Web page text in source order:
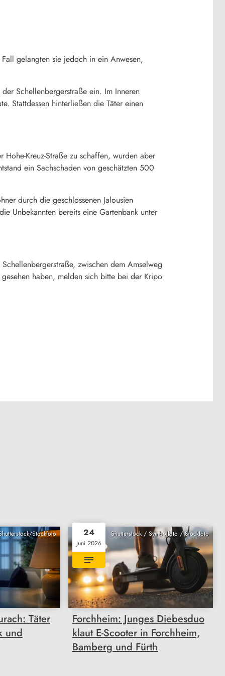
gelangten sie jedoch in ein Anwesen,
Schellenbergerstraße ein. Im Inneren
Stattdessen hinterließen die Täter einen
Kreuz-Straße zu schaffen, wurden aber
ein Sachschaden von geschätzten 500
durch die geschlossenen Jalousien
Unbekannten bereits eine Gartenbank unter
zwischen dem Amselweg
haben, melden sich bitte bei der Kripo
Stockfoto
Täter
und
Shutterstock / Symbolfoto / Stockfoto
24
Juni 2026
Forchheim: Junges Diebesduo
klaut E-Scooter in Forchheim,
Bamberg und Fürth